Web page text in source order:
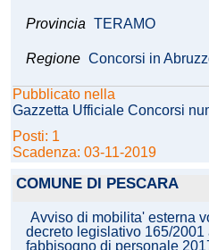
Provincia TERAMO
Regione Concorsi in
Pubblicato nella
Gazzetta Ufficiale Concorsi
Posti: 1
Scadenza: 03-11-2019
COMUNE DI PESCARA
Avviso di mobilita' esterna
decreto legislativo 165/2001
fabbisogno di personale